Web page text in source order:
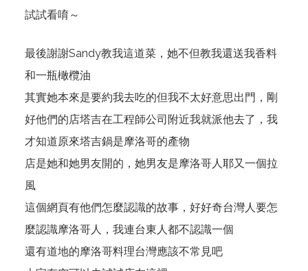
試試看唷～
最後謝謝Sandy教我這道菜，她不但教我還送我香料
和一瓶橄欖油
其實她本來是要約我去吃的但我不太好意思出門，剛
好他們的店塔吉在工程師公司附近我就派他去了，我
才知道原來塔吉鍋是摩洛哥的產物
店是她和她男友開的，她男友是摩洛哥人耶又一個拉
風
這個網頁有他們怎麼認識的故事，好好奇台灣人要怎
麼認識摩洛哥人，我連台東人都不認識一個
還有道地的摩洛哥料理台灣應該不常見吧